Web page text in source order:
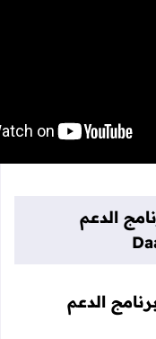
الدعم
الدعم